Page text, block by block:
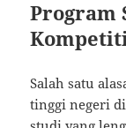
Program
Salah satu
tinggi negeri